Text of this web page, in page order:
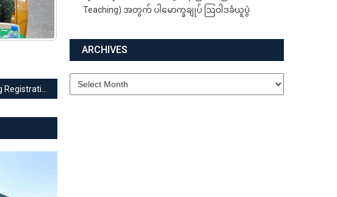
Online Booking Registration Successful List ကြေညာခြင်း
Teaching) အတွက် ပါမောက္ခချုပ် ဩဝါဒခံယူပွဲ
ARCHIVES
Archives